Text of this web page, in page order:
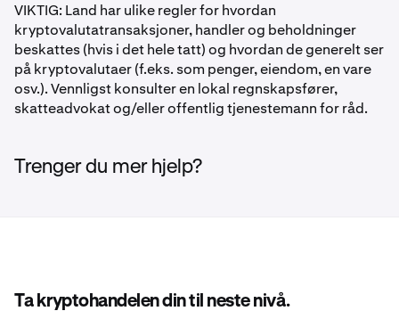
VIKTIG: Land har ulike regler for hvordan
kryptovalutatransaksjoner, handler og beholdninger
beskattes (hvis i det hele tatt) og hvordan de generelt ser
på kryptovalutaer (f.eks. som penger, eiendom, en vare
osv.). Vennligst konsulter en lokal regnskapsfører,
skatteadvokat og/eller offentlig tjenestemann for råd.
Trenger du mer hjelp?
Ta kryptohandelen din til neste nivå.